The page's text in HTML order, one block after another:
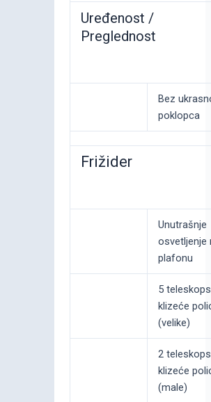
Uređenost /
Preglednost
Bez
poklopca
Frižider
Unutrašnje
osvetljenje
plafonu
5
klizeće
(velike)
2
klizeće
(male)